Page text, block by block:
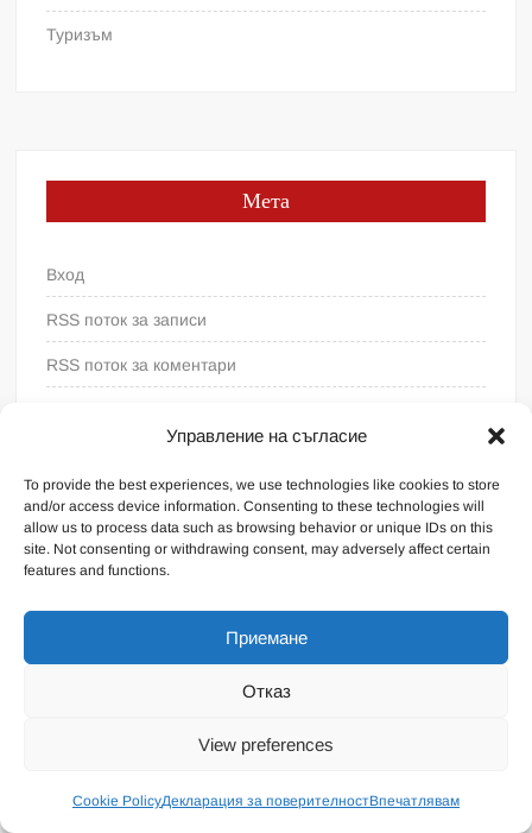
Управление на съгласие
To provide the best experiences, we use technologies like cookies to store
and/or access device information. Consenting to these technologies will
allow us to process data such as browsing behavior or unique IDs on this
site. Not consenting or withdrawing consent, may adversely affect certain
features and functions.
Приемане
Отказ
View preferences
Cookie PolicyДекларация за поверителностВпечатлявам
Туризъм
Мета
Вход
RSS поток за записи
RSS поток за коментари
Proudly powered by WordPress |Theme: FreeNews
Общи условия